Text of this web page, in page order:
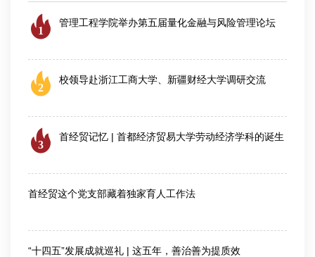
1
管理工程学院举办第五届量化金融与风险管理论坛
2
校领导赴浙江工商大学、新疆财经大学调研交流
3
首经贸记忆 | 首都经济贸易大学劳动经济学科的诞生
首经贸这个党支部藏着独家育人工作法
“十四五”发展成就巡礼 | 这五年，善治善为提质效